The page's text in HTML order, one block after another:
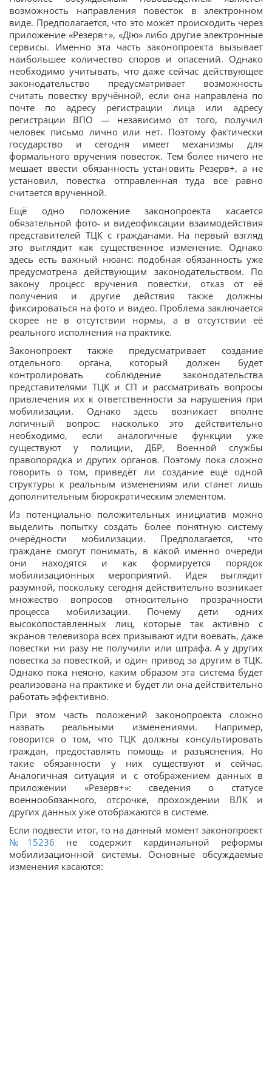
возможность направления повесток в электронном
виде. Предполагается, что это может происходить через
приложение «Резерв+», «Дію» либо другие электронные
сервисы. Именно эта часть законопроекта вызывает
наибольшее количество споров и опасений. Однако
необходимо учитывать, что даже сейчас действующее
законодательство предусматривает возможность
считать повестку вручённой, если она направлена по
почте по адресу регистрации лица или адресу
регистрации ВПО — независимо от того, получил
человек письмо лично или нет. Поэтому фактически
государство и сегодня имеет механизмы для
формального вручения повесток. Тем более ничего не
мешает ввести обязанность установить Резерв+, а не
установил, повестка отправленная туда все равно
считается врученной.
Ещё одно положение законопроекта касается
обязательной фото- и видеофиксации взаимодействия
представителей ТЦК с гражданами. На первый взгляд
это выглядит как существенное изменение. Однако
здесь есть важный нюанс: подобная обязанность уже
предусмотрена действующим законодательством. По
закону процесс вручения повестки, отказ от её
получения и другие действия также должны
фиксироваться на фото и видео. Проблема заключается
скорее не в отсутствии нормы, а в отсутствии её
реального исполнения на практике.
Законопроект также предусматривает создание
отдельного органа, который должен будет
контролировать соблюдение законодательства
представителями ТЦК и СП и рассматривать вопросы
привлечения их к ответственности за нарушения при
мобилизации. Однако здесь возникает вполне
логичный вопрос: насколько это действительно
необходимо, если аналогичные функции уже
существуют у полиции, ДБР, Военной службы
правопорядка и других органов. Поэтому пока сложно
говорить о том, приведёт ли создание ещё одной
структуры к реальным изменениям или станет лишь
дополнительным бюрократическим элементом.
Из потенциально положительных инициатив можно
выделить попытку создать более понятную систему
очерёдности мобилизации. Предполагается, что
граждане смогут понимать, в какой именно очереди
они находятся и как формируется порядок
мобилизационных мероприятий. Идея выглядит
разумной, поскольку сегодня действительно возникает
множество вопросов относительно прозрачности
процесса мобилизации. Почему дети одних
высокопоставленных лиц, которые так активно с
экранов телевизора всех призывают идти воевать, даже
повестки ни разу не получили или штрафа. А у других
повестка за повесткой, и один привод за другим в ТЦК.
Однако пока неясно, каким образом эта система будет
реализована на практике и будет ли она действительно
работать эффективно.
При этом часть положений законопроекта сложно
назвать реальными изменениями. Например,
говорится о том, что ТЦК должны консультировать
граждан, предоставлять помощь и разъяснения. Но
такие обязанности у них существуют и сейчас.
Аналогичная ситуация и с отображением данных в
приложении «Резерв+»: сведения о статусе
военнообязанного, отсрочке, прохождении ВЛК и
других данных уже отображаются в системе.
Если подвести итог, то на данный момент законопроект
№15236 не содержит кардинальной реформы
мобилизационной системы. Основные обсуждаемые
изменения касаются: